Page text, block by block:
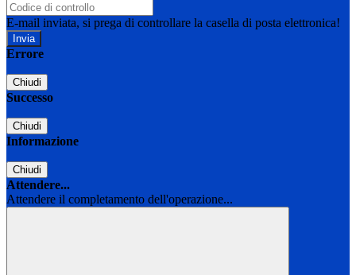
E-mail inviata, si prega di controllare la casella di posta elettronica!
Errore
Chiudi
Successo
Chiudi
Informazione
Chiudi
Attendere...
Attendere il completamento dell'operazione...